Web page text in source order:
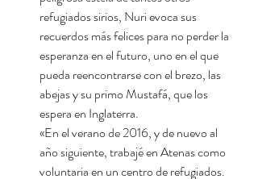
refugiados sirios, Nuri evoca sus
recuerdos más felices para no perder la
esperanza en el futuro, uno en el que
pueda reencontrarse con el brezo, las
abejas y su primo Mustafá, que los
espera en Inglaterra.
«En el verano de 2016, y de nuevo al
año siguiente, trabajé en Atenas como
voluntaria en un centro de refugiados.